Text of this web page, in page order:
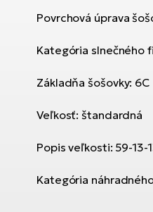
Povrchová úprava
Kategória slnečného
Základňa šošovky: 6C
Veľkosť: štandardná
Popis veľkosti: 59-13-
Kategória